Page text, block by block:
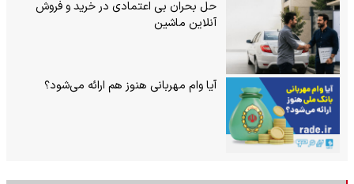
حل بحران بی‌ اعتمادی در خرید و فروش
آنلاین ماشین
آیا وام مهربانی هنوز هم ارائه می‌شود؟